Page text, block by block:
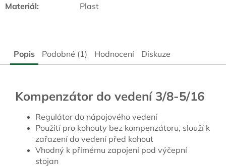
Materiál: Plast
Popis Podobné (1) Hodnocení Diskuze
Kompenzátor do vedení 3/8-5/16
Regulátor do nápojového vedení
Použití pro kohouty bez kompenzátoru, slouží k
zařazení do vedení před kohout
Vhodný k přímému zapojení pod výčepní
stojan